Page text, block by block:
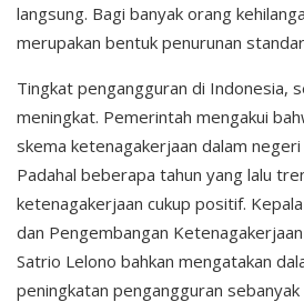
langsung. Bagi banyak orang
merupakan bentuk penurunan
Tingkat pengangguran di Indonesia,
meningkat. Pemerintah mengakui
skema ketenagakerjaan dalam
Padahal beberapa tahun yang lalu
ketenagakerjaan cukup positif.
dan Pengembangan
Satrio Lelono bahkan mengatakan
peningkatan pengangguran